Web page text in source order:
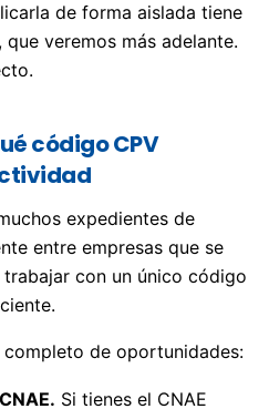
de forma aislada tiene
veremos más adelante.
código CPV
expedientes de
entre empresas que se
con un único código
de oportunidades:
Si tienes el CNAE